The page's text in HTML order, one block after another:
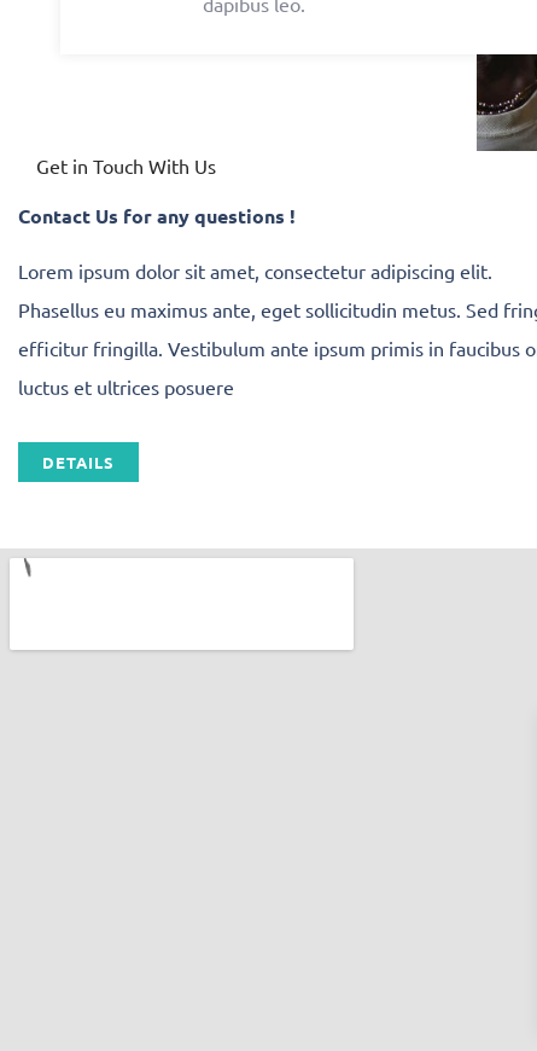
Get in Touch With Us
Contact Us for any questions !
Lorem ipsum dolor sit amet, consectetur adipiscing elit.
Phasellus eu maximus ante, eget sollicitudin metus. Sed
efficitur fringilla. Vestibulum ante ipsum primis in faucibus
luctus et ultrices posuere
DETAILS